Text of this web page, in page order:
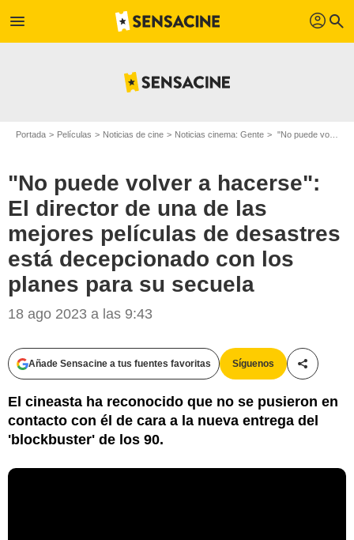
menu profil search
Portada Películas Noticias de cine Noticias cinema: Gente "No puede volver a hacerse": El director de una de las mejores películas de desastres está decepcionado con los planes para su secuela
"No puede volver a hacerse":
El director de una de las
mejores películas de desastres
está decepcionado con los
planes para su secuela
18 ago 2023 a las 9:43
Añade Sensacine a tus fuentes favoritas Síguenos
El cineasta ha reconocido que no se pusieron en
contacto con él de cara a la nueva entrega del
'blockbuster' de los 90.